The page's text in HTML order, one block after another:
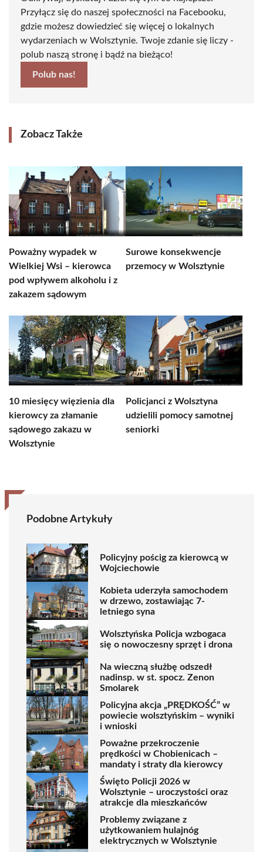
Przyłącz się do naszej społeczności na Facebooku,
gdzie możesz dowiedzieć się więcej o lokalnych
wydarzeniach w Wolsztynie. Twoje zdanie się liczy -
polub naszą stronę i bądź na bieżąco!
Polub nas!
Zobacz Także
Poważny wypadek w
Wielkiej Wsi – kierowca
pod wpływem alkoholu i z
zakazem sądowym
Surowe konsekwencje
przemocy w Wolsztynie
10 miesięcy więzienia dla
kierowcy za złamanie
sądowego zakazu w
Wolsztynie
Policjanci z Wolsztyna
udzielili pomocy samotnej
seniorki
Podobne Artykuły
Policyjny pościg za kierowcą w
Wojciechowie
Kobieta uderzyła samochodem
w drzewo, zostawiając 7-
letniego syna
Wolsztyńska Policja wzbogaca
się o nowoczesny sprzęt i drona
Na wieczną służbę odszedł
nadinsp. w st. spocz. Zenon
Smolarek
Policyjna akcja „PRĘDKOŚĆ” w
powiecie wolsztyńskim – wyniki
i wnioski
Poważne przekroczenie
prędkości w Chobienicach –
mandaty i straty dla kierowcy
Święto Policji 2026 w
Wolsztynie – uroczystości oraz
atrakcje dla mieszkańców
Problemy związane z
użytkowaniem hulajnóg
elektrycznych w Wolsztynie